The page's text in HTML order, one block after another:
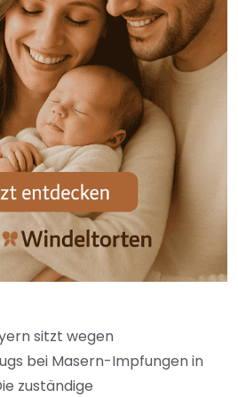
sitzt wegen
bei Masern-Impfungen in
zuständige